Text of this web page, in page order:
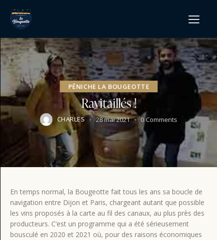
PÉNICHE LA BOUGEOTTE
Ravitaillés !
CHARLES 28 mai 2021 0 Comments
En temps normal, la Bougeotte fait tous les ans sa boucle de
navigation entre Dijon et Paris, chargeant autant que possible
les vins proposés à la carte au fil des canaux, au plus près des
producteurs. C’est un programme qui a été sérieusement
bousculé en 2020 et 2021 où, pour des raisons économiques